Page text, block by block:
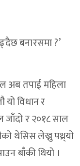
बनारसमा ?’
अब तपाई महिला
विधान र
जाँदो र २०१८ साल
थेसिस लेख्नु पथ्र्यो
बाँकी थियो ।